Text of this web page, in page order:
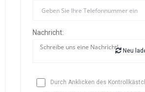
Nachricht:
Neu
Durch Anklicken des